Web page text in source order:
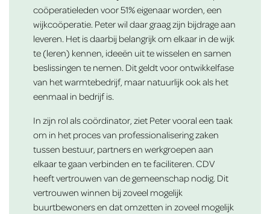
coöperatieleden voor 51% eigenaar worden, een
wijkcoöperatie. Peter wil daar graag zijn bijdrage aan
leveren. Het is daarbij belangrijk om elkaar in de wijk
te (leren) kennen, ideeën uit te wisselen en samen
beslissingen te nemen. Dit geldt voor ontwikkelfase
van het warmtebedrijf, maar natuurlijk ook als het
eenmaal in bedrijf is.
In zijn rol als coördinator, ziet Peter vooral een taak
om in het proces van professionalisering zaken
tussen bestuur, partners en werkgroepen aan
elkaar te gaan verbinden en te faciliteren. CDV
heeft vertrouwen van de gemeenschap nodig. Dit
vertrouwen winnen bij zoveel mogelijk
buurtbewoners en dat omzetten in zoveel mogelijk